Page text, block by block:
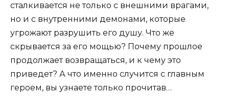
сталкивается не только с внешними врагами,
но и с внутренними демонами, которые
угрожают разрушить его душу. Что же
скрывается за его мощью? Почему прошлое
продолжает возвращаться, и к чему это
приведет? А что именно случится с главным
героем, вы узнаете только прочитав…